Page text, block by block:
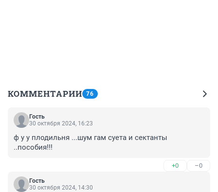
КОММЕНТАРИИ 76
Гость
30 октября 2024, 16:23
ф у у плодильня ...шум гам суета и сектанты
..пособия!!!
+0 –0
Гость
30 октября 2024, 14:30